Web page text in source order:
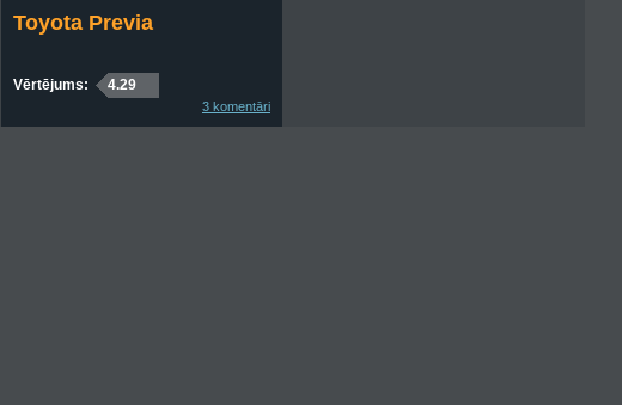
Toyota Previa
Vērtējums: 4.29
3 komentāri